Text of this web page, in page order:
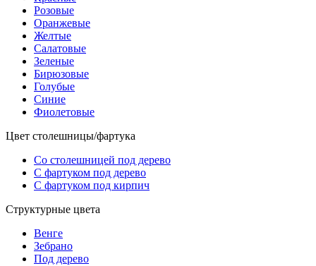
Розовые
Оранжевые
Желтые
Салатовые
Зеленые
Бирюзовые
Голубые
Синие
Фиолетовые
Цвет столешницы/фартука
Со столешницей под дерево
С фартуком под дерево
С фартуком под кирпич
Структурные цвета
Венге
Зебрано
Под дерево